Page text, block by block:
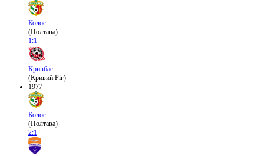
Колос
(Полтава)
1:1
Кривбас
(Кривий Ріг)
1977
Колос
(Полтава)
2:1